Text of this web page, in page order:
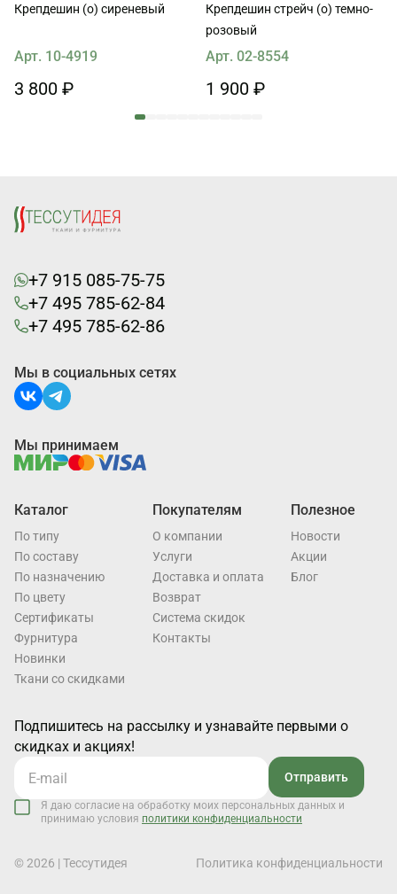
Крепдешин (о) сиреневый
Арт. 10-4919
3 800 ₽
Крепдешин стрейч (о) темно-
розовый
Арт. 02-8554
1 900 ₽
+7 915 085-75-75
+7 495 785-62-84
+7 495 785-62-86
Каталог
По типу
По составу
По назначению
По цвету
Cертификаты
Фурнитура
Новинки
Ткани со скидками
Покупателям
О компании
Услуги
Доставка и оплата
Возврат
Система скидок
Контакты
Полезное
Новости
Акции
Блог
Подпишитесь на рассылку и узнавайте первыми о
скидках и акциях!
Отправить
Я даю согласие на обработку моих персональных данных и
принимаю условия политики конфиденциальности
Мы в социальных сетях
Мы принимаем
© 2026 | Тессутидея Политика конфиденциальности